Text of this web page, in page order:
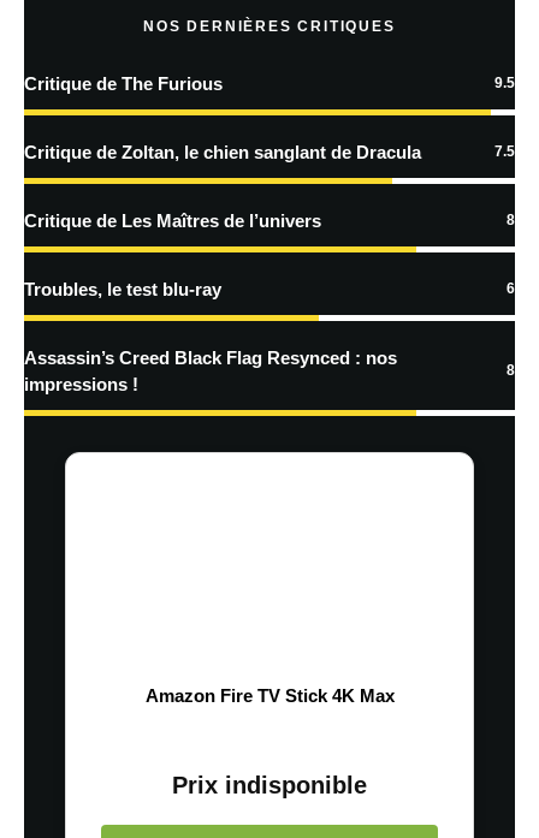
plus sur la façon dont les données de vos commentaires sont
NOS DERNIÈRES CRITIQUES
Critique de The Furious 9.5
Critique de Zoltan, le chien sanglant de Dracula 7.5
Critique de Les Maîtres de l’univers 8
Troubles, le test blu-ray 6
Assassin’s Creed Black Flag Resynced : nos
impressions !
8
Amazon Fire TV Stick 4K Max
Prix indisponible